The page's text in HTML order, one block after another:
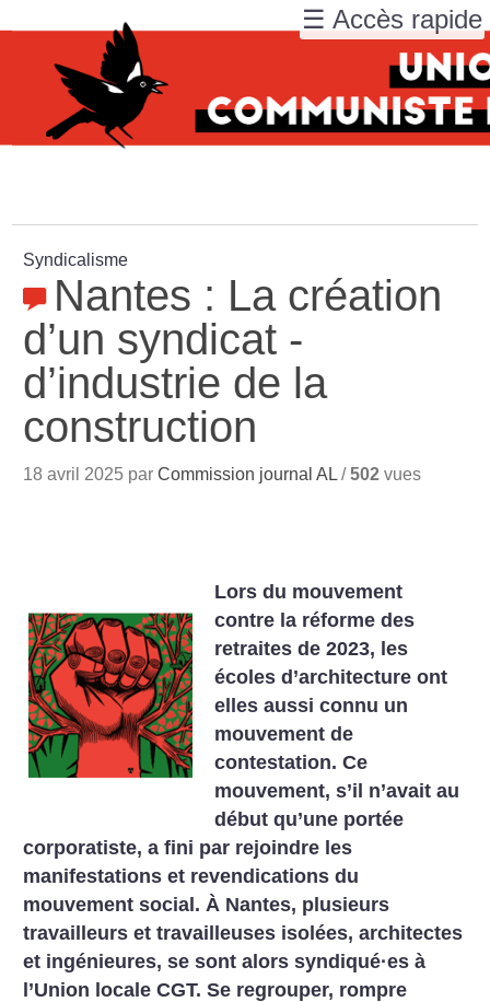
Syndicalisme
Nantes : La création
d’un syndicat ­
d’industrie de la
construction
18 avril 2025 parCommission journal AL /502 vues
Lors du mouvement
contre la réforme des
retraites de 2023, les
écoles d’architecture ont
elles aussi connu un
mouvement de
contestation. Ce
mouvement, s’il n’avait au
début qu’une portée
corporatiste, a fini par rejoindre les
manifestations et revendications du
mouvement social. À Nantes, plusieurs
travailleurs et travailleuses isolées, architectes
et ingénieures, se sont alors syndiqué·es à
l’Union locale CGT. Se regrouper, rompre
☰ Accès rapide